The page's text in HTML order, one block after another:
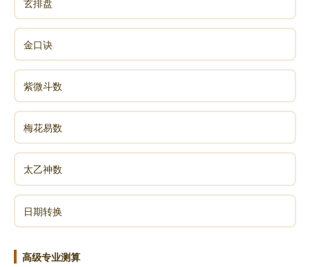
玄排盘
金口诀
紫微斗数
梅花易数
太乙神数
日期转换
高级专业测算